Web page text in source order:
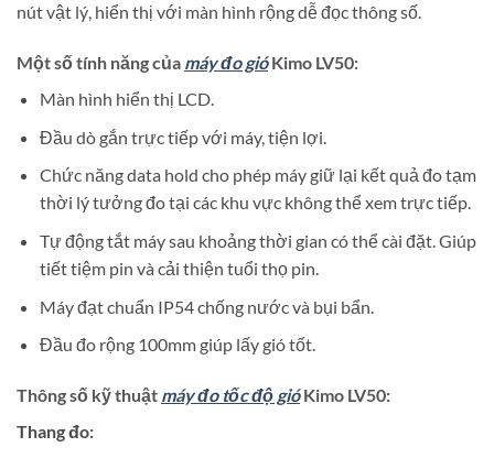
nút vật lý, hiển thị với màn hình rộng dễ đọc thông số.
Một số tính năng của máy đo gióKimo LV50:
Màn hình hiển thị LCD.
Đầu dò gắn trực tiếp với máy, tiện lợi.
Chức năng data hold cho phép máy giữ lại kết quả đo tạm
thời lý tưởng đo tại các khu vực không thể xem trực tiếp.
Tự động tắt máy sau khoảng thời gian có thể cài đặt. Giúp
tiết tiệm pin và cải thiện tuổi thọ pin.
Máy đạt chuẩn IP54 chống nước và bụi bẩn.
Đầu đo rộng 100mm giúp lấy gió tốt.
Thông số kỹ thuật máy đo tốc độ gió Kimo LV50:
Thang đo: